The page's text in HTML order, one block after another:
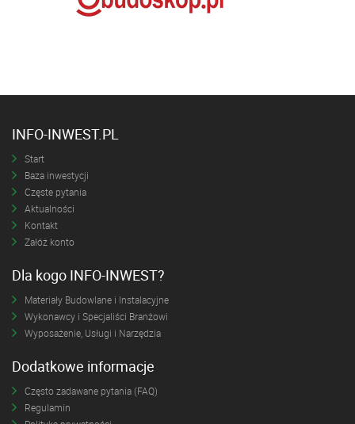
INFO-INWEST.PL
Start
Baza inwestycji
Częste pytania
Aktualności
Kontakt
Załóż konto
Dla kogo INFO-INWEST?
Materiały Budowlane i Instalacyjne
Wykonawcy i Specjaliści Branżowi
Wyposażenie, Usługi i Narzędzia
Dodatkowe informacje
Często zadawane pytania (FAQ)
Regulamin